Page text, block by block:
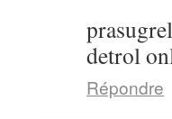
detrol
Répondre